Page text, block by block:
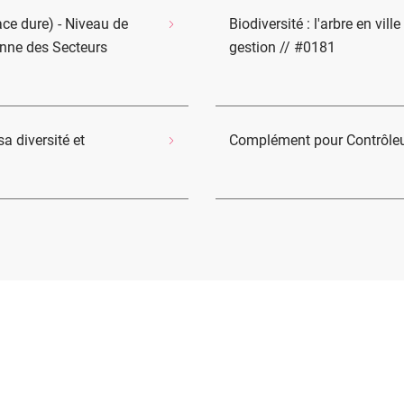
dure) - Niveau de
des Secteurs
Biodiversité : l'arbre en
gestion // #0181
diversité et Complément pour